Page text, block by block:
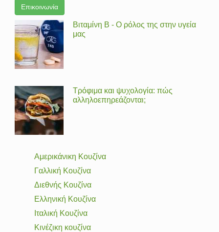
Επικοινωνία
Βιταμίνη Β - Ο ρόλος της στην υγεία
μας
Τρόφιμα και ψυχολογία: πώς
αλληλοεπηρεάζονται;
Αμερικάνικη Κουζίνα
Γαλλική Κουζίνα
Διεθνής Κουζίνα
Ελληνική Κουζίνα
Ιταλική Κουζίνα
Κινέζικη κουζίνα